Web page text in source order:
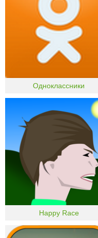
Одноклассники
Happy Race